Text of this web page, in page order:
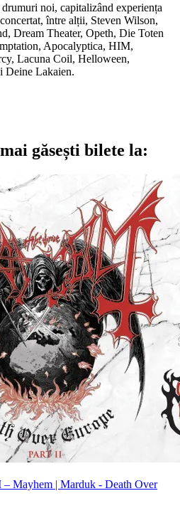
noi, capitalizând experiența
între alții, Steven Wilson,
Dream Theater, Opeth, Die Toten
Apocalyptica, HIM,
Lacuna Coil, Helloween,
Deine Lakaien.
găsești bilete la:
Mayhem | Marduk - Death Over